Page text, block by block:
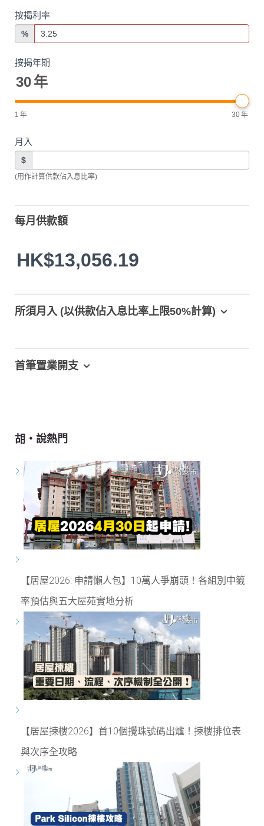
按揭利率
%
按揭年期
30年
1 年 30年
月入
$
(用作計算供款佔入息比率)
每月供款額
HK$13,056.19
所須月入 (以供款佔入息比率上限50%計算)
首筆置業開支
胡‧說熱門
【居屋2026: 申請懶人包】10萬人爭崩頭！各組別中籤
率預估與五大屋苑實地分析
【居屋揀樓2026】首10個攪珠號碼出爐！揀樓排位表
與次序全攻略